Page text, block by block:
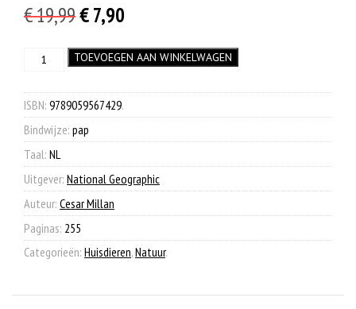
€19,99Oorspronkelijke
was:
€ 19,99.
€7,90
is:
€ 7,90.
leren
aantal
TOEVOEGEN AAN WINKELWAGEN
ISBN: 9789059567429.
Bindwijze: pap
Taal: NL
Uitgever: National Geographic
Auteur: Cesar Millan
Paginas: 255
Categorieën: Huisdieren,Natuur.